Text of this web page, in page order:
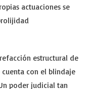
actuaciones se
estructural de
con el blindaje
poder judicial tan